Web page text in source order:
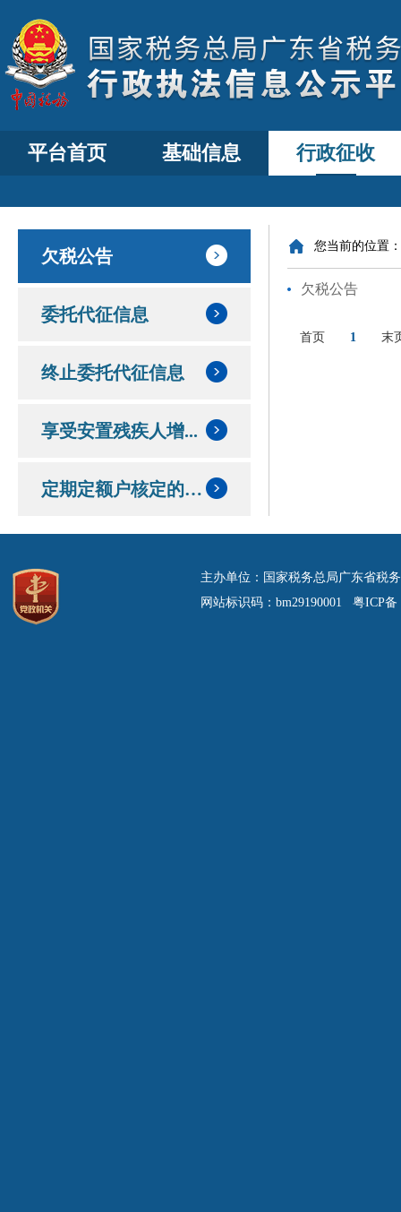
平台首页 基础信息 行政征收
欠税公告
委托代征信息
终止委托代征信息
享受安置残疾人增...
定期定额户核定的定额和应纳税额情况
您当前的位置
欠税公告
首页 1 末
主办单位：国家税务总局广东省税
网站标识码：bm29190001 粤ICP